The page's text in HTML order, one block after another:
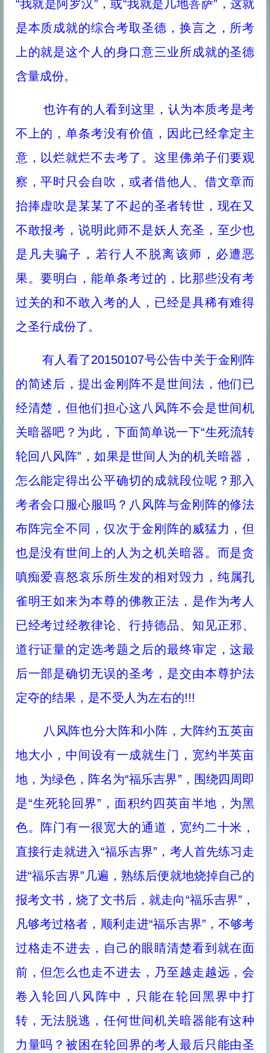
“我就是阿罗汉”，或“我就是几地菩萨”，这就
是本质成就的综合考取圣德，换言之，所考
上的就是这个人的身口意三业所成就的圣德
含量成份。
也许有的人看到这里，认为本质考是考
不上的，单条考没有价值，因此已经拿定主
意，以烂就烂不去考了。这里佛弟子们要观
察，平时只会自吹，或者借他人、借文章而
抬捧虚吹是某某了不起的圣者转世，现在又
不敢报考，说明此师不是妖人充圣，至少也
是凡夫骗子，若行人不脱离该师，必遭恶
果。要明白，能单条考过的，比那些没有考
过关的和不敢入考的人，已经是具稀有难得
之圣行成份了。
有人看了20150107号公告中关于金刚阵
的简述后，提出金刚阵不是世间法，他们已
经清楚，但他们担心这八风阵不会是世间机
关暗器吧？为此，下面简单说一下“生死流转
轮回八风阵”，如果是世间人为的机关暗器，
怎么能定得出公平确切的成就段位呢？那入
考者会口服心服吗？八风阵与金刚阵的修法
布阵完全不同，仅次于金刚阵的威猛力，但
也是没有世间上的人为之机关暗器。而是贪
嗔痴爱​​喜怒哀乐所生发的相对毁力，纯属孔
雀明王如来为本尊的佛教正法，是作为考人
已经考过经教律论、行持德品、知见正邪、
道行证量的定选考题之后的最终审定，这最
后一部是确切无误的圣考，是交由本尊护法
定夺的结果，是不受人为左右的!!!
八风阵也分大阵和小阵，大阵约五英亩
地大小，中间设有一成就生门，宽约半英亩
地，为绿色，阵名为“福乐吉界”，围绕四周即
是“生死轮回界”，面积约四英亩半地，为黑
色。阵门有一很宽大的通道，宽约二十米，
直接行走就进入“福乐吉界”，考人首先练习走
进“福乐吉界”几遍，熟练后便就地烧掉自己的
报考文书，烧了文书后，就走向“福乐吉界”，
凡够考过格者，顺利走进“福乐吉界”，不够考
过格走不进去，自己的眼睛清楚看到就在面
前，但怎么也走不进去，乃至越走越远，会
卷入轮回八风阵中，只能在轮回黑界中打
转，无法脱逃，任何世间机关暗器能有这种
力量吗？被困在轮回界的考人最后只能由圣
你会被旁门左道怪力乱神所迷惑吗
“既然要死亡，生命有何意义?”你的答案是什么？
生活中处处都体现着佛法